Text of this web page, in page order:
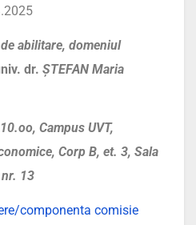
abilitare, domeniul
dr. ȘTEFAN Maria
Campus UVT,
Corp B, et. 3, Sala
13
componenta comisie